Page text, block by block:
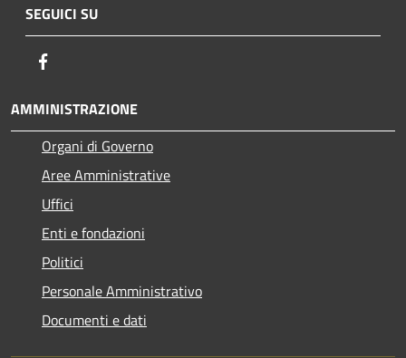
SEGUICI SU
AMMINISTRAZIONE
Organi di Governo
Aree Amministrative
Uffici
Enti e fondazioni
Politici
Personale Amministrativo
Documenti e dati